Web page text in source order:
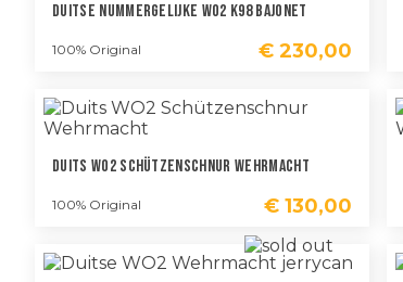
Duitse Nummergelijke WO2 K98 Bajonet
100% Original € 230,00
Duits WO2 Schützenschnur Wehrmacht
100% Original € 130,00